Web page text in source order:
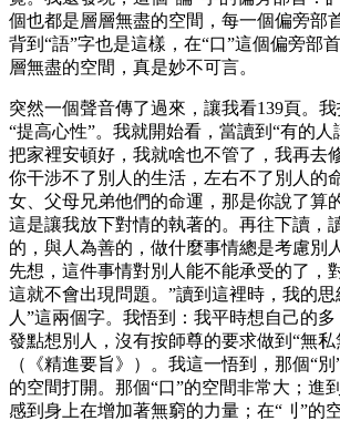
個也都是層層無盡的空間，每一個偏旁部
背到“語”字也是這樣，在“口”這個偏旁部
層無盡的空間，真是妙不可言。
突然一個聲音傳了過來，讓我看139頁。
“提高心性”。我就開始看，當讀到“有的人
把家裡安頓好，我就啥也不管了，我再去
你干涉不了別人的生活，左右不了別人的
女、父母兄弟他們的命運，那是你說了算
這是讓我放下對情的執著的。再往下讀，
的，與人為善的，做什麼事情總是考慮別
先想，這件事情對別人能不能承受的了，
這就不會出現問題。”讀到這裡時，我的思
人”這兩個字。我悟到：我平時想自己的
發點想別人，沒有按師尊的要求做到“無
（《精進要旨》）。我這一悟到，那個“
的空間打開。那個“口”的空間非常大；進
感到身上在增加著無窮的力量；在“刂”的